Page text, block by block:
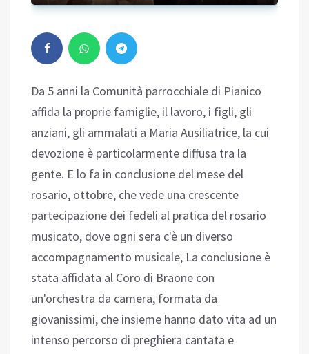
Da 5 anni la Comunità parrocchiale di Pianico
affida la proprie famiglie, il lavoro, i figli, gli
anziani, gli ammalati a Maria Ausiliatrice, la cui
devozione è particolarmente diffusa tra la
gente. E lo fa in conclusione del mese del
rosario, ottobre, che vede una crescente
partecipazione dei fedeli al pratica del rosario
musicato, dove ogni sera c'è un diverso
accompagnamento musicale, La conclusione è
stata affidata al Coro di Braone con
un'orchestra da camera, formata da
giovanissimi, che insieme hanno dato vita ad un
intenso percorso di preghiera cantata e